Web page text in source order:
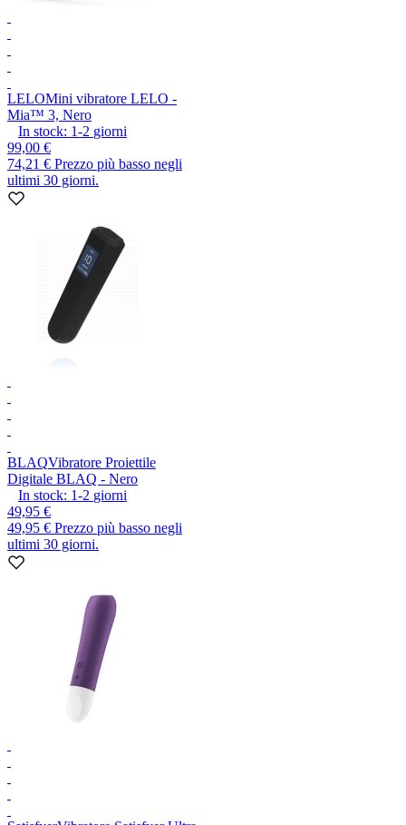
LELOMini vibratore LELO -
Mia™ 3, Nero
In stock: 1-2 giorni
99,00 €
74,21 € Prezzo più basso negli
ultimi 30 giorni.
BLAQVibratore Proiettile
Digitale BLAQ - Nero
In stock: 1-2 giorni
49,95 €
49,95 € Prezzo più basso negli
ultimi 30 giorni.